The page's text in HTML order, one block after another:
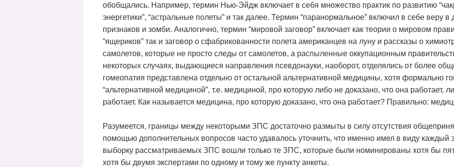
обобщались. Например, термин Нью-Эйдж включает в себя множество практик по развитию
энергетики”, “астральные полеты” и так далее. Термин “паранормальное” включил в себе веру в
признаков и зомби. Аналогично, термин “мировой заговор” включает как теории о мировом
“ящериков” так и заговор о сфабрикованности полета американцев на луну и рассказы о
самолетов, которые не просто следы от самолетов, а распыленные оккупационным
некоторых случаях, выдающиеся направления псевдонауки, наоборот, отделялись от более
гомеопатия представлена отдельно от остальной альтернативной медицины, хотя формально
“альтернативной медициной”, т.е. медициной, про которую либо не доказано, что она работает,
работает. Как называется медицина, про которую доказано, что она работает? Правильно:
Разумеется, границы между некоторыми ЗПС достаточно размыты в силу отсутствия
помощью дополнительных вопросов часто удавалось уточнить, что именно имел в виду каждый
выборку рассматриваемых ЗПС вошли только те ЗПС, которые были номинированы хотя бы
хотя бы двумя экспертами по одному и тому же пункту анкеты.